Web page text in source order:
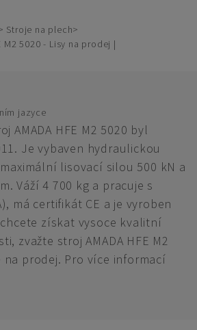
Stroje na plech
M2 5020 - Lisy na prodej |
jazyce
AMADA HFE M2 5020 byl
Je vybaven hydraulickou
lisovací silou 500 kN a
Váží 4 700 kg a pracuje s
má certifikát CE a je vyroben
získat vysoce kvalitní
zvažte stroj AMADA HFE M2
na prodej. Pro více informací